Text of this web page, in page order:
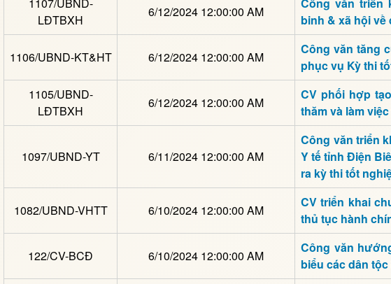
LĐTBXH
6/12/2024 12:00:00 AM
binh & xã hội
1106/UBND-KT&HT 6/12/2024 12:00:00 AM
Công văn tăng
phục vụ Kỳ thi
1105/UBND-
LĐTBXH
6/12/2024 12:00:00 AM
CV phối hợp
thăm và làm
1097/UBND-YT 6/11/2024 12:00:00 AM
Công văn triển
Y tế tỉnh Điện
ra kỳ thi tốt
1082/UBND-VHTT 6/10/2024 12:00:00 AM
CV triển khai
thủ tục hành
122/CV-BCĐ 6/10/2024 12:00:00 AM
Công văn
biểu các dân